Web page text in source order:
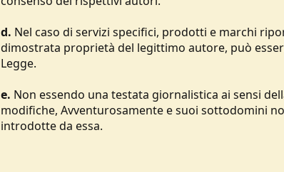
d. Nel caso di servizi specifici, prodotti e marchi
dimostrata proprietà del legittimo autore, può
Legge.
e. Non essendo una testata giornalistica ai sensi
modifiche, Avventurosamente e suoi sottodomini
introdotte da essa.